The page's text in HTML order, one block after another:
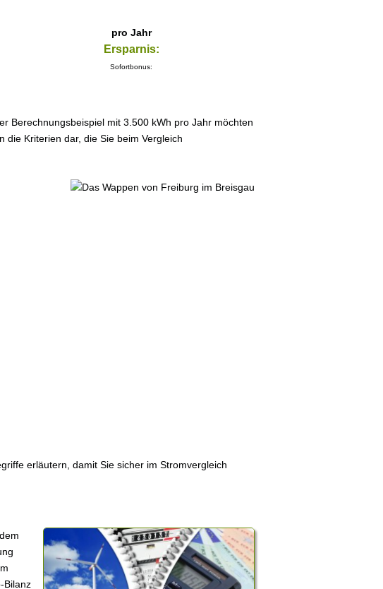
pro Jahr
Ersparnis:
Sofortbonus:
Berechnungsbeispiel mit 3.500 kWh pro Jahr möchten
die Kriterien dar, die Sie beim Vergleich
erläutern, damit Sie sicher im Stromvergleich
Bilanz